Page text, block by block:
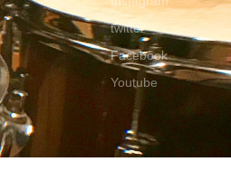
twitter
Facebook
Youtube